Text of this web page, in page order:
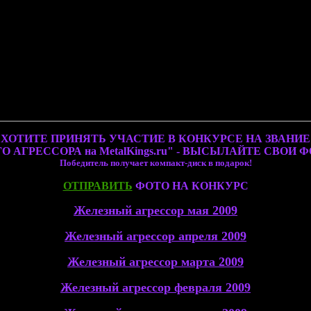
ХОТИТЕ ПРИНЯТЬ УЧАСТИЕ В КОНКУРСЕ НА ЗВАНИЕ
АГРЕССОРА на MetalKings.ru" - ВЫСЫЛАЙТЕ СВОИ
Победитель получает компакт-диск в подарок!
ОТПРАВИТЬ ФОТО НА КОНКУРС
Железный агрессор мая 2009
Железный агрессор апреля 2009
Железный агрессор марта 2009
Железный агрессор февраля 2009